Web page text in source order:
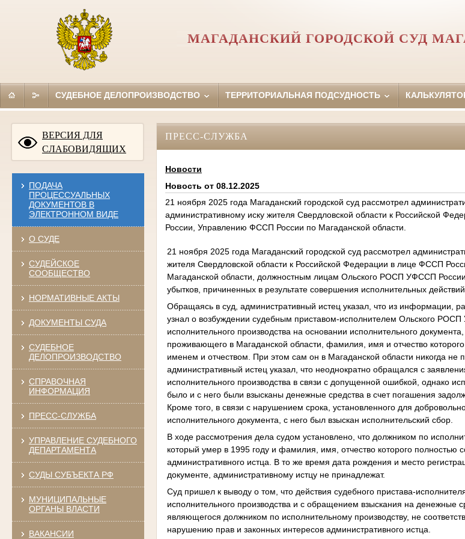
МАГАДАНСКИЙ ГОРОДСКОЙ СУД
СУДЕБНОЕ ДЕЛОПРОИЗВОДСТВО ТЕРРИТОРИАЛЬНАЯ ПОДСУДНОСТЬ
ВЕРСИЯ ДЛЯ
СЛАБОВИДЯЩИХ
ПОДАЧА
ПРОЦЕССУАЛЬНЫХ
ДОКУМЕНТОВ В
ЭЛЕКТРОННОМ ВИДЕ
О СУДЕ
СУДЕЙСКОЕ
СООБЩЕСТВО
НОРМАТИВНЫЕ АКТЫ
ДОКУМЕНТЫ СУДА
СУДЕБНОЕ
ДЕЛОПРОИЗВОДСТВО
СПРАВОЧНАЯ
ИНФОРМАЦИЯ
ПРЕСС-СЛУЖБА
УПРАВЛЕНИЕ СУДЕБНОГО
ДЕПАРТАМЕНТА
СУДЫ СУБЪЕКТА РФ
МУНИЦИПАЛЬНЫЕ
ОРГАНЫ ВЛАСТИ
ВАКАНСИИ
ПРЕСС-СЛУЖБА
Новости
Новость от 08.12.2025
21 ноября 2025 года Магаданский городской суд рассмотрел
административному иску жителя Свердловской области к Российской
России, Управлению ФССП России по Магаданской области.
21 ноября 2025 года Магаданский городской суд рассмотрел
жителя Свердловской области к Российской Федерации в лице ФССП
Магаданской области, должностным лицам Ольского РОСП УФССП
убытков, причиненных в результате совершения исполнительных
Обращаясь в суд, административный истец указал, что из информации,
узнал о возбуждении судебным приставом-исполнителем Ольского
исполнительного производства на основании исполнительного
проживающего в Магаданской области, фамилия, имя и отчество
именем и отчеством. При этом сам он в Магаданской области никогда не
административный истец указал, что неоднократно обращался с
исполнительного производства в связи с допущенной ошибкой, однако
было и с него были взысканы денежные средства в счет погашения
Кроме того, в связи с нарушением срока, установленного для
исполнительного документа, с него был взыскан исполнительский сбор.
В ходе рассмотрения дела судом установлено, что должником по
который умер в 1995 году и фамилия, имя, отчество которого
административного истца. В то же время дата рождения и место
документе, административному истцу не принадлежат.
Суд пришел к выводу о том, что действия судебного пристава-
исполнительного производства и с обращением взыскания на денежные
являющегося должником по исполнительному производству, не
нарушению прав и законных интересов административного истца.